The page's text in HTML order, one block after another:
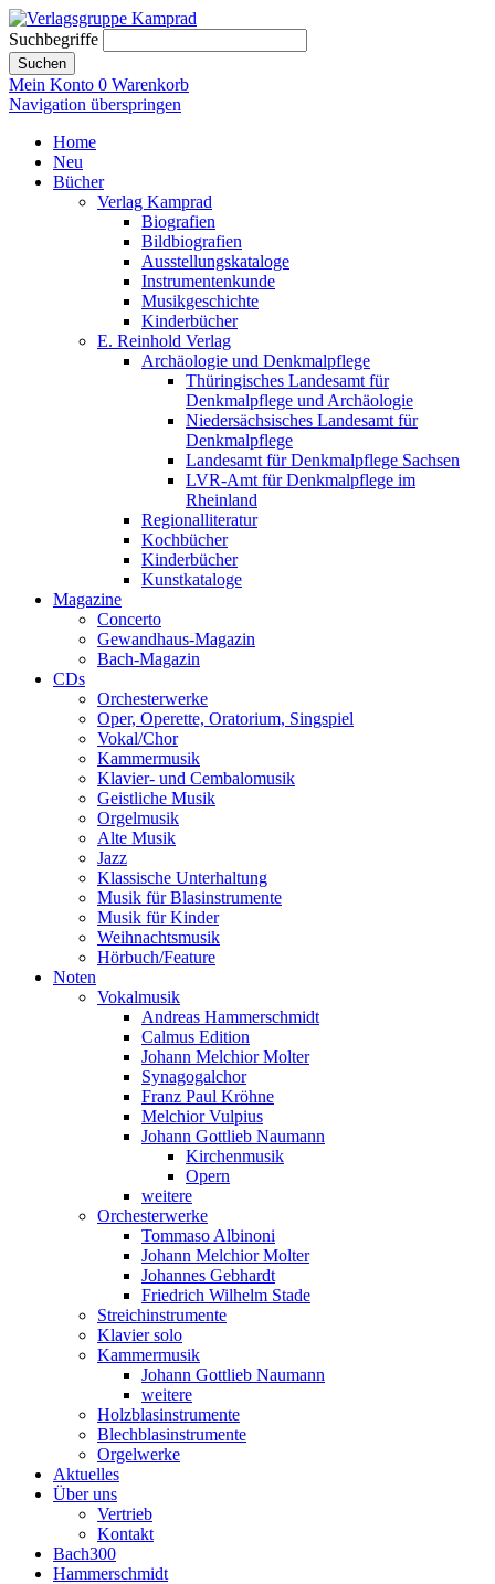
Suchbegriffe
Suchen
Mein Konto 0 Warenkorb
Navigation überspringen
Home
Neu
Bücher
Verlag Kamprad
Biografien
Bildbiografien
Ausstellungskataloge
Instrumentenkunde
Musikgeschichte
Kinderbücher
E. Reinhold Verlag
Archäologie und Denkmalpflege
Thüringisches Landesamt für
Denkmalpflege und Archäologie
Niedersächsisches Landesamt für
Denkmalpflege
Landesamt für Denkmalpflege Sachsen
LVR-Amt für Denkmalpflege im
Rheinland
Regionalliteratur
Kochbücher
Kinderbücher
Kunstkataloge
Magazine
Concerto
Gewandhaus-Magazin
Bach-Magazin
CDs
Orchesterwerke
Oper, Operette, Oratorium, Singspiel
Vokal/Chor
Kammermusik
Klavier- und Cembalomusik
Geistliche Musik
Orgelmusik
Alte Musik
Jazz
Klassische Unterhaltung
Musik für Blasinstrumente
Musik für Kinder
Weihnachtsmusik
Hörbuch/Feature
Noten
Vokalmusik
Andreas Hammerschmidt
Calmus Edition
Johann Melchior Molter
Synagogalchor
Franz Paul Kröhne
Melchior Vulpius
Johann Gottlieb Naumann
Kirchenmusik
Opern
weitere
Orchesterwerke
Tommaso Albinoni
Johann Melchior Molter
Johannes Gebhardt
Friedrich Wilhelm Stade
Streichinstrumente
Klavier solo
Kammermusik
Johann Gottlieb Naumann
weitere
Holzblasinstrumente
Blechblasinstrumente
Orgelwerke
Aktuelles
Über uns
Vertrieb
Kontakt
Bach300
Hammerschmidt